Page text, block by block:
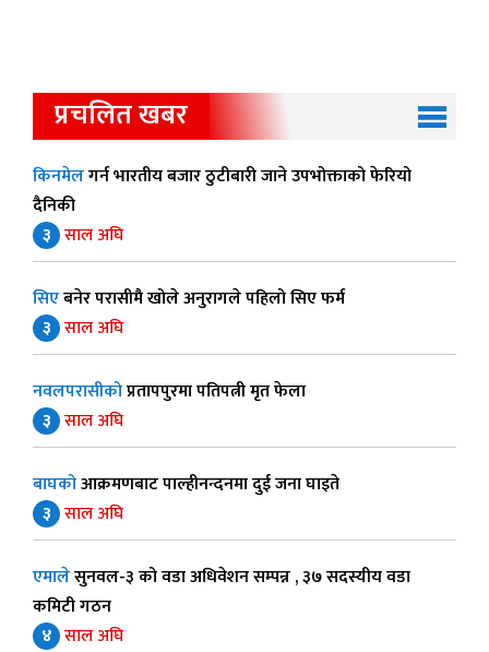
प्रचलित खबर
किनमेलगर्न भारतीय बजार ठुटीबारी जाने उपभोक्ताको फेरियो
दैनिकी
३ साल अघि
सिएबनेर परासीमै खोले अनुरागले पहिलो सिए फर्म
३ साल अघि
नवलपरासीकोप्रतापपुरमा पतिपत्नी मृत फेला
३ साल अघि
बाघकोआक्रमणबाट पाल्हीनन्दनमा दुई जना घाइते
३ साल अघि
एमालेसुनवल-३ को वडा अधिवेशन सम्पन्न , ३७ सदस्यीय वडा
कमिटी गठन
४ साल अघि